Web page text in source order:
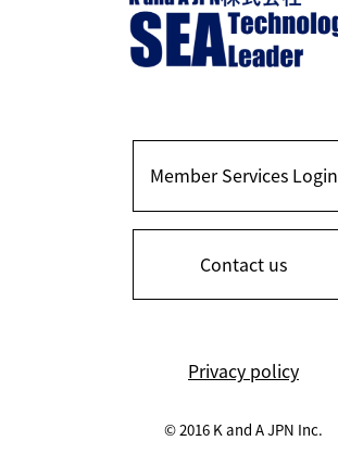
Member Services Login
Contact us
Privacy policy
© 2016 K and A JPN Inc.